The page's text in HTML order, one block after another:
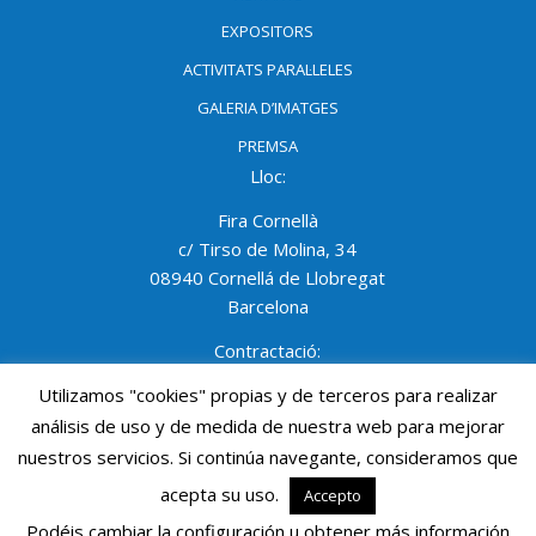
EXPOSITORS
ACTIVITATS PARAL·LELES
GALERIA D’IMATGES
PREMSA
Lloc:
Fira Cornellà
c/ Tirso de Molina, 34
08940 Cornellá de Llobregat
Barcelona
Contractació:
NELLY GRACIA
Tel: 93 474 02 02 Ext. 1403
Mòbil: 690 691 950
ngracia@procornella.cat
© Mediterranean Diving Show - Mdivingshow - PROCORNELLA - All
Utilizamos "cookies" propias y de terceros para realizar
análisis de uso y de medida de nuestra web para mejorar
nuestros servicios. Si continúa navegante, consideramos que
acepta su uso.
Accepto